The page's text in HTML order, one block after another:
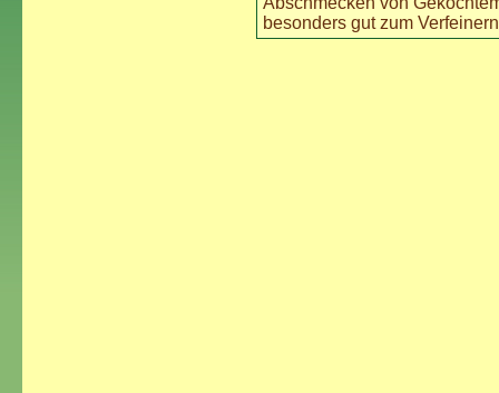
besonders gut zum